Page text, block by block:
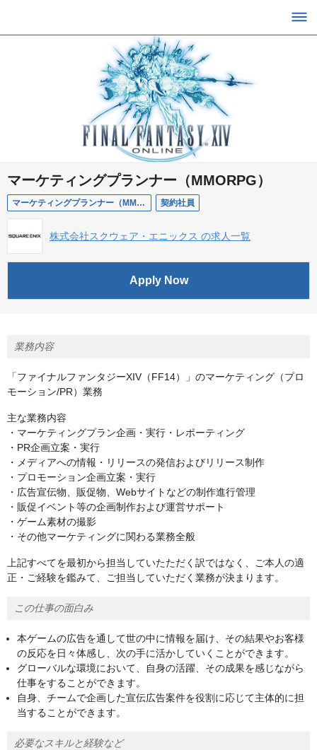
マーケティングプランナー（MMORPG）
マーケティングプランナー（MMORPG） 契約社員
株式会社スクウェア・エニックス の求人一覧
Apply Now
業務内容
「ファイナルファンタジーXIV（FF14）」のマーケティング（プロ
モーション/PR）業務
主な業務内容
・マーケティングプラン企画・実行・レポーティング
・PR企画立案・実行
・メディアへの情報・リリースの発信およびリリース制作
・プロモーション企画立案・実行
・広告宣伝物、販促物、Webサイトなどの制作進行管理
・販促イベント等の企画制作および運営サポート
・ゲーム素材の撮影
・その他マーケティングに関わる業務全般
上記すべてを最初から担当していたただく訳ではなく、ご本人の適
正・ご経験を鑑みて、ご担当していただく業務が決まります。
この仕事の面白み
本ゲームの広告を通して世の中に情報を届け、その結果やお客様
の反応を日々体感し、次の手に活かしていくことができます。
グローバルな環境において、自身の活躍、その成果を感じながら
仕事をすることができます。
自身、チームで企画した宣伝広告案件を役割に応じて主体的に担
当することができます。
必要なスキルと経験など